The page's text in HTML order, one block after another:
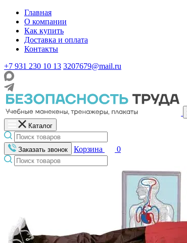
Главная
О компании
Как купить
Доставка и оплата
Контакты
+7 931 230 10 13 3207679@mail.ru
Каталог
Заказать звонок Корзина 0